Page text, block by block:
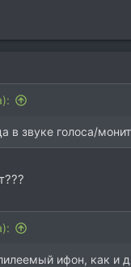
в звуке голоса/
ифон, как и